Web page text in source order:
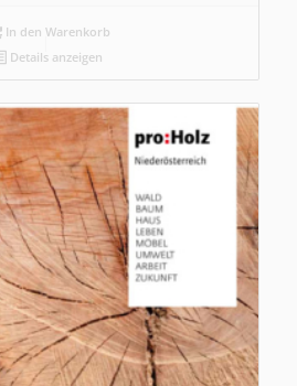
In den Warenkorb
Details anzeigen